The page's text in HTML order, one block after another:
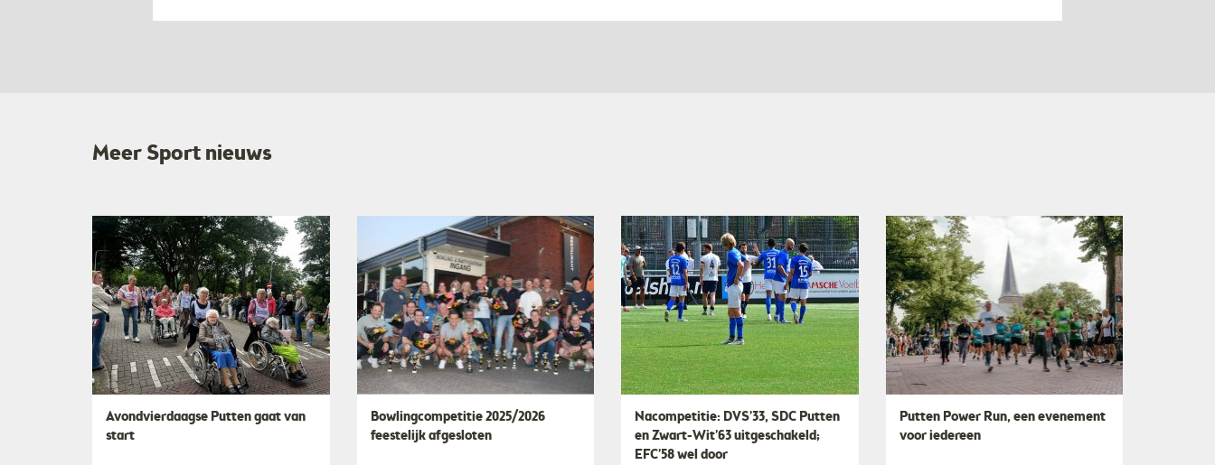
Meer Sport nieuws
​Avondvierdaagse Putten gaat van
start
​Bowlingcompetitie 2025/2026
feestelijk afgesloten
Nacompetitie: DVS’33, SDC Putten
en Zwart-Wit’63 uitgeschakeld;
EFC’58 wel door
Putten Power Run, een evenement
voor iedereen